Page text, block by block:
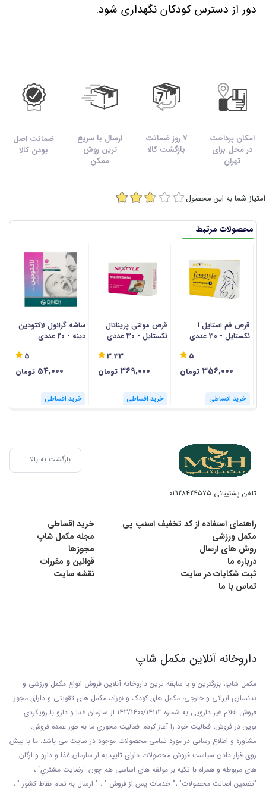
دور از دسترس کودکان نگهداری شود.
امکان پرداخت
در محل برای
تهران
7 روز ضمانت
بازگشت کالا
ارسال با سریع
ترین روش
ممکن
ضمانت اصل
بودن کالا
امتیاز شما به این محصول
محصولات مرتبط
قرص فم استایل 1
نکستایل - 30 عددی
5
356,000 تومان
خرید اقساطی
قرص مولتی پریناتال
نکستایل - 30 عددی
3.33
369,000 تومان
خرید اقساطی
ساشه گرانول لاکتودین
دینه - 20 عددی
5
54,000 تومان
خرید اقساطی
بازگشت به بالا
تلفن پشتیبانی 02128424575
راهنمای استفاده از کد تخفیف اسنپ پی
خرید اقساطی
مکمل ورزشی
مجله مکمل شاپ
روش های ارسال
مجوزها
درباره ما
قوانین و مقررات
ثبت شکایات در سایت
نقشه سایت
تماس با ما
داروخانه آنلاین مکمل شاپ
مکمل شاپ، بزرگترین و با سابقه ترین داروخانه آنلاین فروش انواع مکمل ورزشی و
بدنسازی ایرانی و خارجی، مکمل های کودک و نوزاد، مکمل های تقویتی و دارای مجوز
فروش اقلام غیر دارویی به شماره 143/1400/14113 از
سازمان غذا و دارو با رويکردی
نوين در فروش، فعاليت خود را آغاز کرده. فعاليت محوری ما به طور عمده فروش،
مشاوره و اطلاع رسانی در مورد تمامی محصولات موجود در سایت می باشد. ما با پيش
روی قرار دادن سياست فروش محصولات دارای تاييديه از سازمان غذا و دارو و ارگان
های مربوطه و همراه با تکيه بر مولفه های اساسی هم چون “رضايت مشتري” ،
"تضمين اصالت محصولات" ،" خدمات پس از فروش " ، " ارسال به تمام نقاط کشور " ،